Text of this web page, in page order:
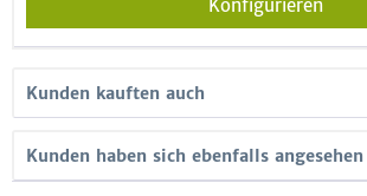
Konfigurieren
Kunden kauften auch
Kunden haben sich ebenfalls angesehen